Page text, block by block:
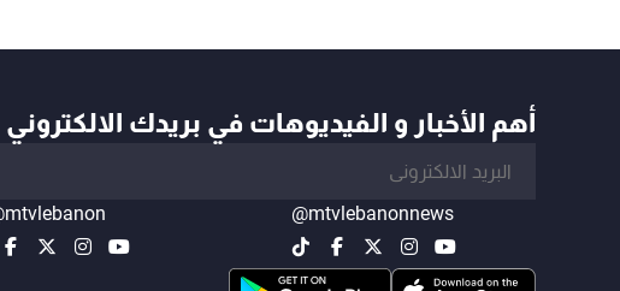
أهم الأخبار و الفيديوهات في بريدك الالكتروني
@mtvlebanonnews